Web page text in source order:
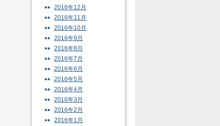
2016年12月
2016年11月
2016年10月
2016年9月
2016年8月
2016年7月
2016年6月
2016年5月
2016年4月
2016年3月
2016年2月
2016年1月